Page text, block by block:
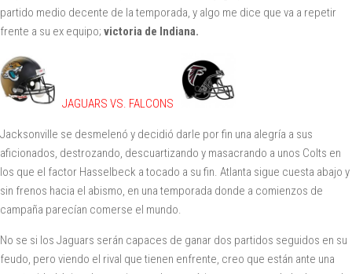
partido medio decente de la temporada, y algo me dice que va a repetir
frente a su ex equipo; victoria de Indiana.
JAGUARS VS. FALCONS
Jacksonville se desmelenó y decidió darle por fin una alegría a sus
aficionados, destrozando, descuartizando y masacrando a unos Colts en
los que el factor Hasselbeck a tocado a su fin. Atlanta sigue cuesta abajo y
sin frenos hacia el abismo, en una temporada donde a comienzos de
campaña parecían comerse el mundo.
No se si los Jaguars serán capaces de ganar dos partidos seguidos en su
feudo, pero viendo el rival que tienen enfrente, creo que están ante una